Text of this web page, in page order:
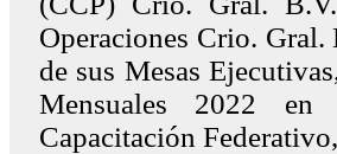
Operaciones Crio.
de sus Mesas
Mensuales 2022
Capacitación